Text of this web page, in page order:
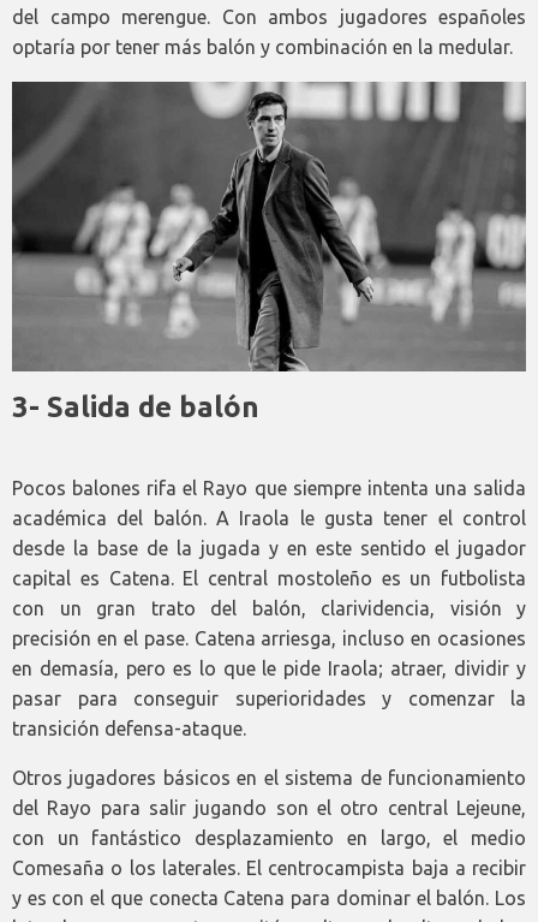
del campo merengue. Con ambos jugadores españoles
optaría por tener más balón y combinación en la medular.
3- Salida de balón
Pocos balones rifa el Rayo que siempre intenta una salida
académica del balón. A Iraola le gusta tener el control
desde la base de la jugada y en este sentido el jugador
capital es Catena. El central mostoleño es un futbolista
con un gran trato del balón, clarividencia, visión y
precisión en el pase. Catena arriesga, incluso en ocasiones
en demasía, pero es lo que le pide Iraola; atraer, dividir y
pasar para conseguir superioridades y comenzar la
transición defensa-ataque.
Otros jugadores básicos en el sistema de funcionamiento
del Rayo para salir jugando son el otro central Lejeune,
con un fantástico desplazamiento en largo, el medio
Comesaña o los laterales. El centrocampista baja a recibir
y es con el que conecta Catena para dominar el balón. Los